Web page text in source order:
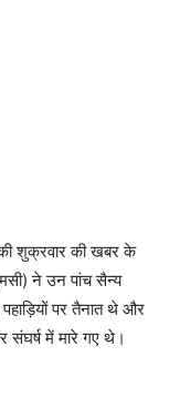
शुक्रवार की खबर के
ने उन पांच सैन्य
पहाड़ियों पर तैनात थे और
संघर्ष में मारे गए थे।